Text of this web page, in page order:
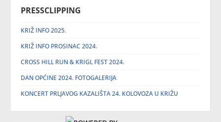
PRESSCLIPPING
KRIŽ INFO 2025.
KRIŽ INFO PROSINAC 2024.
CROSS HILL RUN & KRIGL FEST 2024.
DAN OPĆINE 2024. FOTOGALERIJA
KONCERT PRLJAVOG KAZALIŠTA 24. KOLOVOZA U KRIŽU